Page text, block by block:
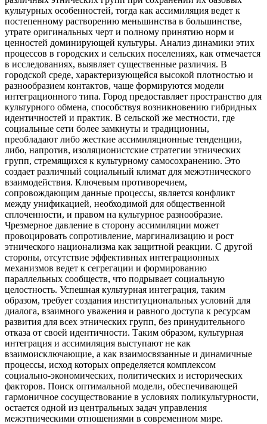
культурных особенностей, тогда как ассимиляция ведет к
постепенному растворению меньшинства в большинстве,
утрате оригинальных черт и полному принятию норм и
ценностей доминирующей культуры. Анализ динамики этих
процессов в городских и сельских поселениях, как отмечается
в исследованиях, выявляет существенные различия. В
городской среде, характеризующейся высокой плотностью и
разнообразием контактов, чаще формируются модели
интеграционного типа. Город предоставляет пространство для
культурного обмена, способствуя возникновению гибридных
идентичностей и практик. В сельской же местности, где
социальные сети более замкнуты и традиционны,
преобладают либо жесткие ассимиляционные тенденции,
либо, напротив, изоляционистские стратегии этнических
групп, стремящихся к культурному самосохранению. Это
создает различный социальный климат для межэтнического
взаимодействия. Ключевым противоречием,
сопровождающим данные процессы, является конфликт
между унификацией, необходимой для общественной
сплоченности, и правом на культурное разнообразие.
Чрезмерное давление в сторону ассимиляции может
провоцировать сопротивление, маргинализацию и рост
этнического национализма как защитной реакции. С другой
стороны, отсутствие эффективных интеграционных
механизмов ведет к сегрегации и формированию
параллельных сообществ, что подрывает социальную
целостность. Успешная культурная интеграция, таким
образом, требует создания институциональных условий для
диалога, взаимного уважения и равного доступа к ресурсам
развития для всех этнических групп, без принудительного
отказа от своей идентичности. Таким образом, культурная
интеграция и ассимиляция выступают не как
взаимоисключающие, а как взаимосвязанные и динамичные
процессы, исход которых определяется комплексом
социально-экономических, политических и исторических
факторов. Поиск оптимальной модели, обеспечивающей
гармоничное сосуществование в условиях поликультурности,
остается одной из центральных задач управления
межэтническими отношениями в современном мире.